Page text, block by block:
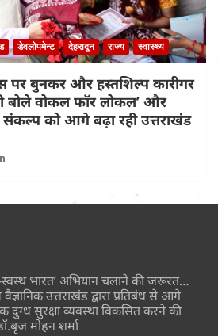
डेवलोपमेन्ट देहरादून राज्य स्वास्थ्य
पर बुनकर और हस्तशिल्प कारीगर
बोले वोकल फॉर लोकल’ और
को आगे बढ़ा रही उत्तराखंड
भारत’ अभियान चलाने की जरूरत…
उत्तराखंड द्वारा प्रतिबंध से आगे
दुग्ध सुरक्षा व्यवस्था विकसित करने की
मोहन शर्मा